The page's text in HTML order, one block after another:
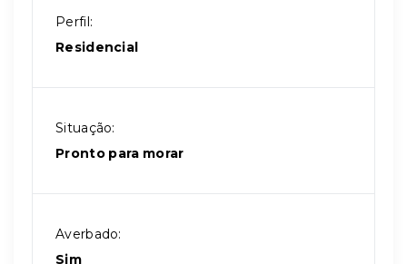
Perfil:
Residencial
Situação:
Pronto para morar
Averbado:
Sim